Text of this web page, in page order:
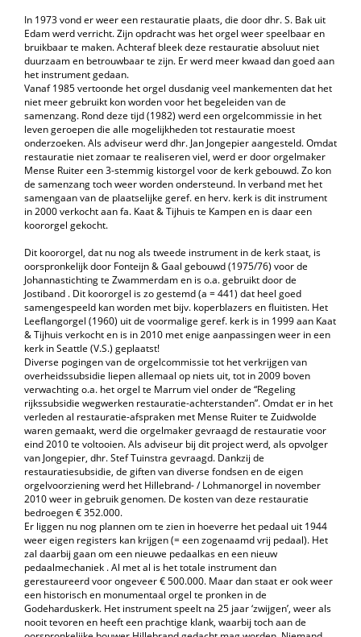
In 1973 vond er weer een restauratie plaats, die door dhr. S. Bak uit
Edam werd verricht. Zijn opdracht was het orgel weer speelbaar en
bruikbaar te maken. Achteraf bleek deze restauratie absoluut niet
duurzaam en betrouwbaar te zijn. Er werd meer kwaad dan goed aan
het instrument gedaan.
Vanaf 1985 vertoonde het orgel dusdanig veel mankementen dat het
niet meer gebruikt kon worden voor het begeleiden van de
samenzang. Rond deze tijd (1982) werd een orgelcommissie in het
leven geroepen die alle mogelijkheden tot restauratie moest
onderzoeken. Als adviseur werd dhr. Jan Jongepier aangesteld. Omdat
restauratie niet zomaar te realiseren viel, werd er door orgelmaker
Mense Ruiter een 3-stemmig kistorgel voor de kerk gebouwd. Zo kon
de samenzang toch weer worden ondersteund. In verband met het
samengaan van de plaatselijke geref. en herv. kerk is dit instrument
in 2000 verkocht aan fa. Kaat & Tijhuis te Kampen en is daar een
koororgel gekocht.
Dit koororgel, dat nu nog als tweede instrument in de kerk staat, is
oorspronkelijk door Fonteijn & Gaal gebouwd (1975/76) voor de
Johannastichting te Zwammerdam en is o.a. gebruikt door de
Jostiband . Dit koororgel is zo gestemd (a = 441) dat heel goed
samengespeeld kan worden met bijv. koperblazers en fluitisten. Het
Leeflangorgel (1960) uit de voormalige geref. kerk is in 1999 aan Kaat
& Tijhuis verkocht en is in 2010 met enige aanpassingen weer in een
kerk in Seattle (V.S.) geplaatst!
Diverse pogingen van de orgelcommissie tot het verkrijgen van
overheidssubsidie liepen allemaal op niets uit, tot in 2009 boven
verwachting o.a. het orgel te Marrum viel onder de “Regeling
rijkssubsidie wegwerken restauratie-achterstanden”. Omdat er in het
verleden al restauratie-afspraken met Mense Ruiter te Zuidwolde
waren gemaakt, werd die orgelmaker gevraagd de restauratie voor
eind 2010 te voltooien. Als adviseur bij dit project werd, als opvolger
van Jongepier, dhr. Stef Tuinstra gevraagd. Dankzij de
restauratiesubsidie, de giften van diverse fondsen en de eigen
orgelvoorziening werd het Hillebrand- / Lohmanorgel in november
2010 weer in gebruik genomen. De kosten van deze restauratie
bedroegen € 352.000.
Er liggen nu nog plannen om te zien in hoeverre het pedaal uit 1944
weer eigen registers kan krijgen (= een zogenaamd vrij pedaal). Het
zal daarbij gaan om een nieuwe pedaalkas en een nieuw
pedaalmechaniek . Al met al is het totale instrument dan
gerestaureerd voor ongeveer € 500.000. Maar dan staat er ook weer
een historisch en monumentaal orgel te pronken in de
Godeharduskerk. Het instrument speelt na 25 jaar ‘zwijgen’, weer als
nooit tevoren en heeft een prachtige klank, waarbij toch aan de